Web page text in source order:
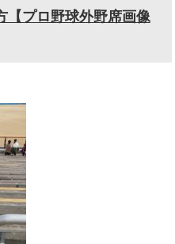
【プロ野球外野席画像